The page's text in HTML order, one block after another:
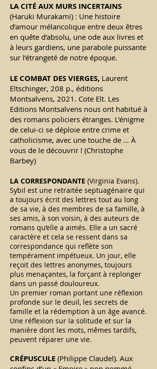
LA CITÉAUX MURS INCERTAINS
(Haruki Murakami) : Une histoire
d’amour mélancolique entre deux êtres
en quête d’absolu, une ode aux livres et
à leurs gardiens, une parabole puissante
sur l’étrangeté de notre époque.
LE COMBAT DES VIERGES, Laurent
Eltschinger, 208 p., éditions
Montsalvens, 2021. Cote Elt. Les
Editions Montsalvens nous ont habitué à
des romans policiers étranges. L’énigme
de celui-ci se déploie entre crime et
catholicisme, avec une touche de … À
vous de le découvrir ! (Christophe
Barbey)
LA CORRESPONDANTE (Virginia Evans).
Sybil est une retraitée septuagénaire qui
a toujours écrit des lettres tout au long
de sa vie, à des membres de sa famille, à
ses amis, à son voisin, à des auteurs de
romans qu’elle a aimés. Elle a un sacré
caractère et cela se ressent dans sa
correspondance qui reflète son
tempérament impétueux. Un jour, elle
reçoit des lettres anonymes, toujours
plus menaçantes, la forçant à replonger
dans un passé douloureux.
Un premier roman portant une réflexion
profonde sur le deuil, les secrets de
famille et la rédemption à un âge avancé.
Une réflexion sur la solitude et sur la
manière dont les mots, mêmes tardifs,
peuvent réparer une vie.
CRÉPUSCULE (Philippe Claudel). Aux